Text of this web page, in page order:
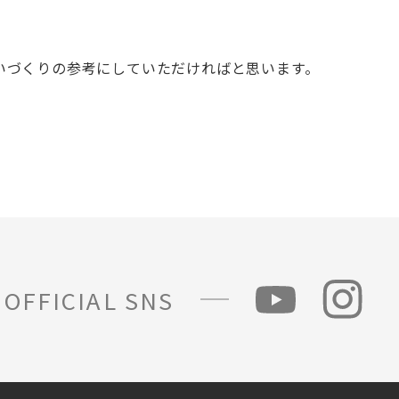
くりの参考にしていただければと思います。
OFFICIAL SNS